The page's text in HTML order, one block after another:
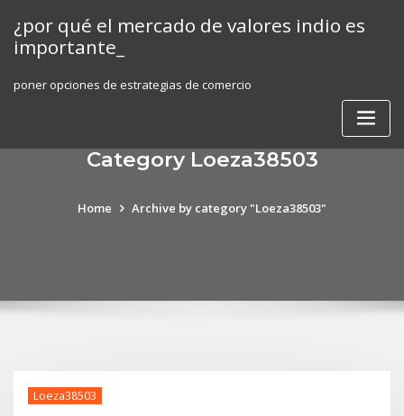
content
¿por qué el mercado de valores indio es
importante_
poner opciones de estrategias de comercio
Category Loeza38503
Home Archive by category "Loeza38503"
Loeza38503